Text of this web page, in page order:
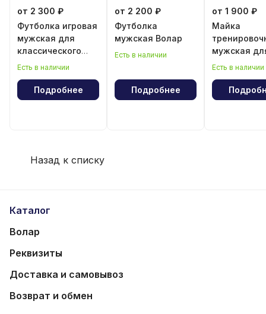
от 2 300 ₽
Футболка игровая
мужская для
классического
волейбола
Есть в наличии
Подробнее
от 2 200 ₽
Футболка
мужская Волар
Есть в наличии
Подробнее
от 1 900 ₽
Майка
мужская
Есть в наличии
Назад к списку
Каталог
Волар
Реквизиты
Доставка и самовывоз
Возврат и обмен